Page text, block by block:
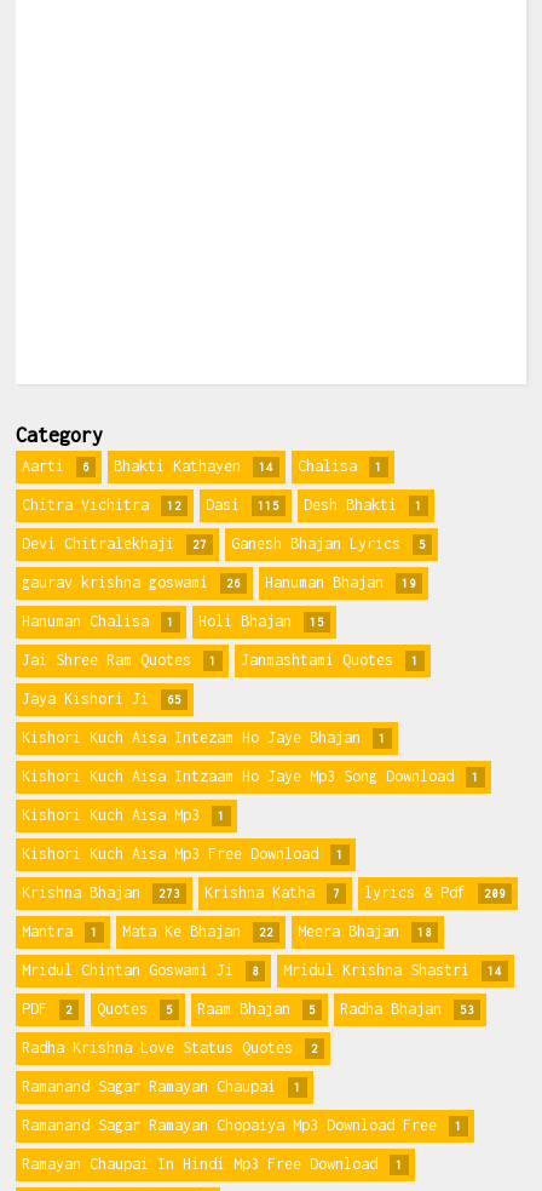
Category
Aarti 6 Bhakti Kathayen 14 Chalisa 1
Chitra Vichitra 12 Dasi 115 Desh Bhakti 1
Devi Chitralekhaji 27 Ganesh Bhajan Lyrics 5
gaurav krishna goswami 26 Hanuman Bhajan 19
Hanuman Chalisa 1 Holi Bhajan 15
Jai Shree Ram Quotes 1 Janmashtami Quotes 1
Jaya Kishori Ji 65
Kishori Kuch Aisa Intezam Ho Jaye Bhajan 1
Kishori Kuch Aisa Intzaam Ho Jaye Mp3 Song Download 1
Kishori Kuch Aisa Mp3 1
Kishori Kuch Aisa Mp3 Free Download 1
Krishna Bhajan 273 Krishna Katha 7 lyrics & Pdf 209
Mantra 1 Mata Ke Bhajan 22 Meera Bhajan 18
Mridul Chintan Goswami Ji 8 Mridul Krishna Shastri 14
PDF 2 Quotes 5 Raam Bhajan 5 Radha Bhajan 53
Radha Krishna Love Status Quotes 2
Ramanand Sagar Ramayan Chaupai 1
Ramanand Sagar Ramayan Chopaiya Mp3 Download Free 1
Ramayan Chaupai In Hindi Mp3 Free Download 1